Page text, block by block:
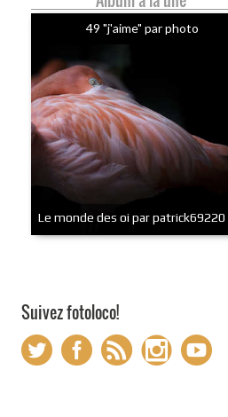
49 "j'aime" par photo
Le monde des oi par patrick69220
Suivez fotoloco!